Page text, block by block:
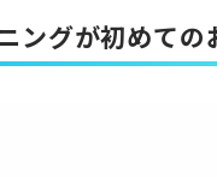
ングが初めての